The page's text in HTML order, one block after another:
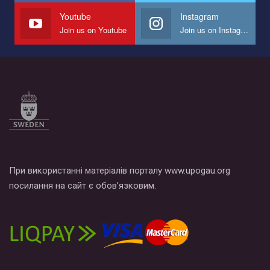
СОГИ в Украине.
Все, что вам нужно сделать - это зайти на наш канал YouTube
по этой ссылке и поставить лайк под видео.
Youtube
Join us on Youtube
Instagram
Join us on Instagram
При використанні матеріалів порталу www.upogau.org
посилання на сайт є обов’язковим.